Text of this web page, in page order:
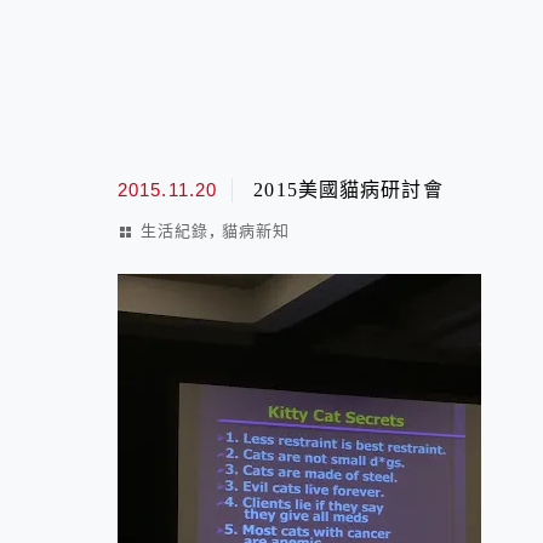
2015.11.20 2015美國貓病研討會
生活紀錄 , 貓病新知